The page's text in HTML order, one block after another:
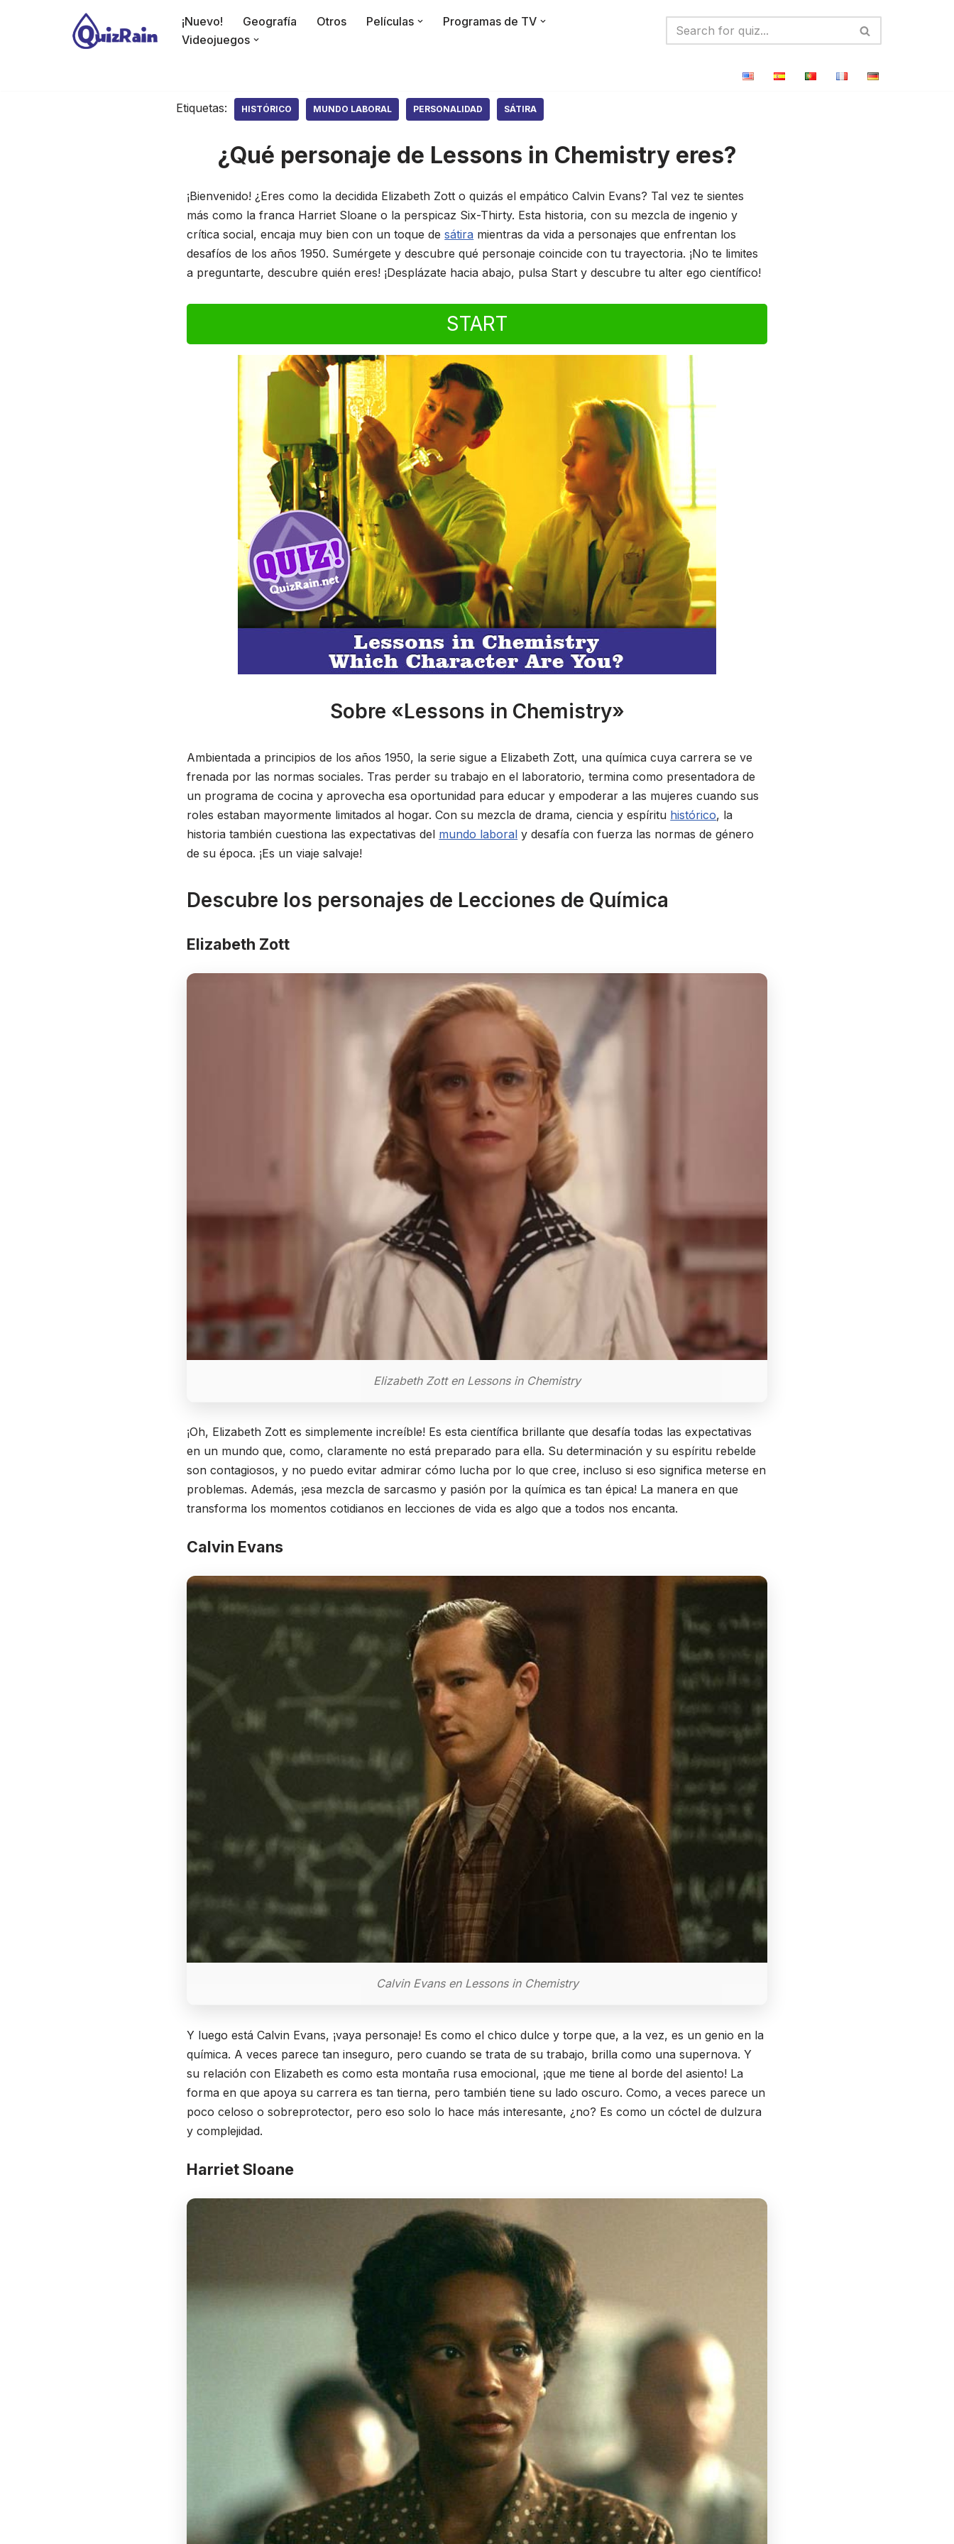
¡Nuevo! Geografía Otros Películas
Programas de TV
Videojuegos
Etiquetas: HISTÓRICO MUNDO LABORAL PERSONALIDAD SÁTIRA
¿Qué personaje de Lessons in Chemistry eres?
¡Bienvenido! ¿Eres como la decidida Elizabeth Zott o quizás el empático Calvin Evans? Tal vez te sientes
más como la franca Harriet Sloane o la perspicaz Six-Thirty. Esta historia, con su mezcla de ingenio y
crítica social, encaja muy bien con un toque desátira mientras da vida a personajes que enfrentan los
desafíos de los años 1950. Sumérgete y descubre qué personaje coincide con tu trayectoria. ¡No te limites
a preguntarte, descubre quién eres! ¡Desplázate hacia abajo, pulsa Start y descubre tu alter ego científico!
START
Sobre «Lessons in Chemistry»
Ambientada a principios de los años 1950, la serie sigue a Elizabeth Zott, una química cuya carrera se ve
frenada por las normas sociales. Tras perder su trabajo en el laboratorio, termina como presentadora de
un programa de cocina y aprovecha esa oportunidad para educar y empoderar a las mujeres cuando sus
roles estaban mayormente limitados al hogar. Con su mezcla de drama, ciencia y espíritu histórico, la
historia también cuestiona las expectativas del mundo laboral y desafía con fuerza las normas de género
de su época. ¡Es un viaje salvaje!
Descubre los personajes de Lecciones de Química
Elizabeth Zott
Elizabeth Zott en Lessons in Chemistry
¡Oh, Elizabeth Zott es simplemente increíble! Es esta científica brillante que desafía todas las expectativas
en un mundo que, como, claramente no está preparado para ella. Su determinación y su espíritu rebelde
son contagiosos, y no puedo evitar admirar cómo lucha por lo que cree, incluso si eso significa meterse en
problemas. Además, ¡esa mezcla de sarcasmo y pasión por la química es tan épica! La manera en que
transforma los momentos cotidianos en lecciones de vida es algo que a todos nos encanta.
Calvin Evans
Calvin Evans en Lessons in Chemistry
Y luego está Calvin Evans, ¡vaya personaje! Es como el chico dulce y torpe que, a la vez, es un genio en la
química. A veces parece tan inseguro, pero cuando se trata de su trabajo, brilla como una supernova. Y
su relación con Elizabeth es como esta montaña rusa emocional, ¡que me tiene al borde del asiento! La
forma en que apoya su carrera es tan tierna, pero también tiene su lado oscuro. Como, a veces parece un
poco celoso o sobreprotector, pero eso solo lo hace más interesante, ¿no? Es como un cóctel de dulzura
y complejidad.
Harriet Sloane